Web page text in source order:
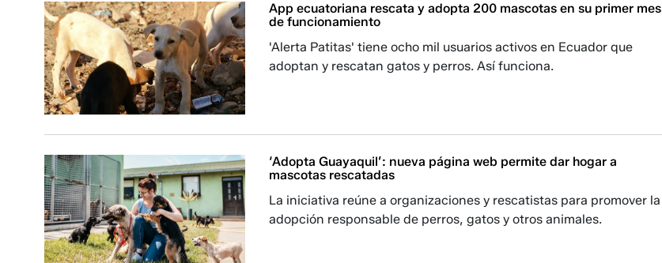
App ecuatoriana rescata y adopta 200 mascotas en su primer mes
de funcionamiento
'Alerta Patitas' tiene ocho mil usuarios activos en Ecuador que
adoptan y rescatan gatos y perros. Así funciona.
‘Adopta Guayaquil’: nueva página web permite dar hogar a
mascotas rescatadas
La iniciativa reúne a organizaciones y rescatistas para promover la
adopción responsable de perros, gatos y otros animales.